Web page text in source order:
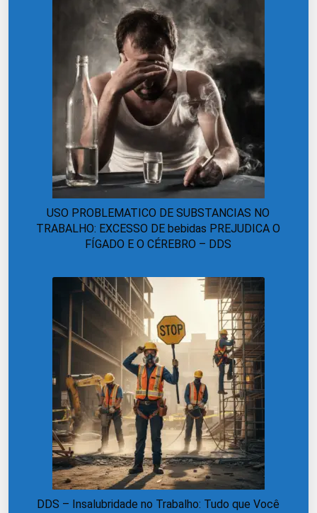
USO PROBLEMATICO DE SUBSTANCIAS NO
TRABALHO: EXCESSO DE bebidas PREJUDICA O
FÍGADO E O CÉREBRO – DDS
DDS – Insalubridade no Trabalho: Tudo que Você